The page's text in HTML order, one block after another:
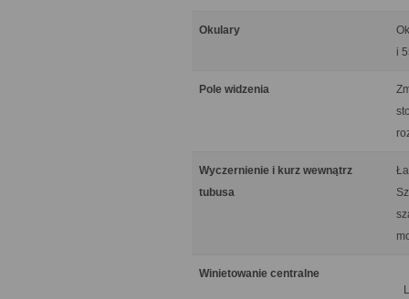
Okulary
i
Pole widzenia
Wyczernienie i kurz wewnątrz
tubusa
Winietowanie centralne